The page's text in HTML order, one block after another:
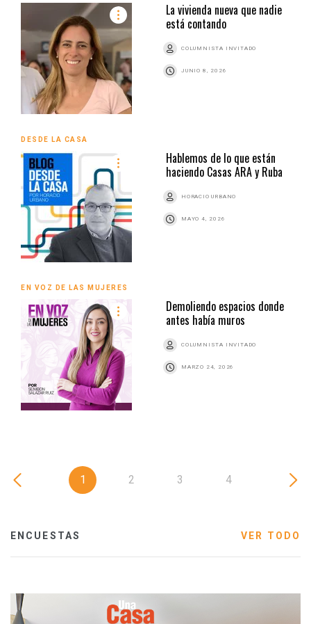
La vivienda nueva que nadie
está contando
COLUMNISTA INVITADO
JUNIO 8, 2026
DESDE LA CASA
Hablemos de lo que están
haciendo Casas ARA y Ruba
HORACIO URBANO
MAYO 4, 2026
EN VOZ DE LAS MUJERES
Demoliendo espacios donde
antes había muros
COLUMNISTA INVITADO
MARZO 24, 2026
1 2 3 4
ENCUESTAS VER TODO